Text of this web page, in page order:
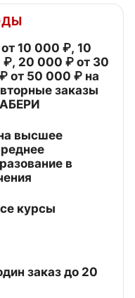
10 000 ₽, 10
20 000 ₽ от 30
от 50 000 ₽ на
заказы
высшее
в
курсы
заказ до 20